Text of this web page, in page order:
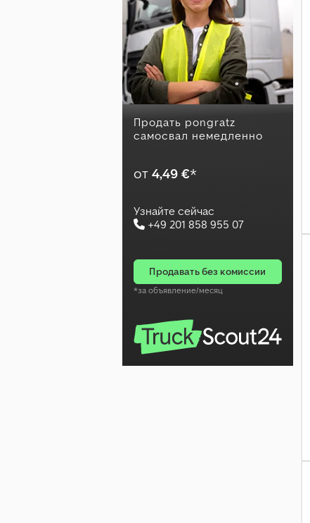
Продать pongratz
самосвал немедленно
от4,49 €*
Узнайте сейчас
+49 201 858 955 07
продавать без комиссии
*за объявление/месяц